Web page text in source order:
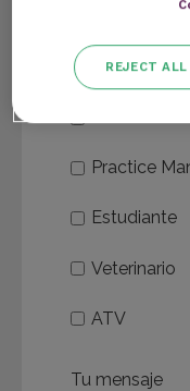
Eres...
Practice
Estudiante
Veterinario
ATV
Tu mensaje
REJECT ALL